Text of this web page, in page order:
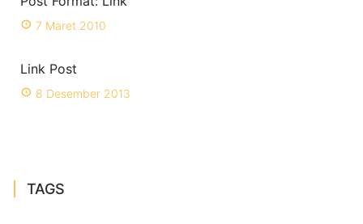
7 Maret 2010
Link Post
8 Desember 2013
TAGS